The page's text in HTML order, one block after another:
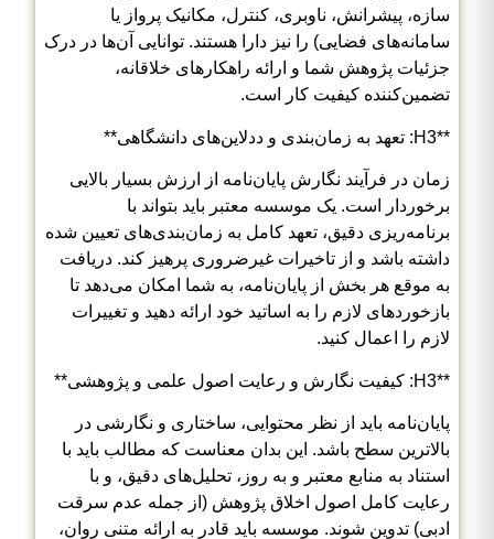
سازه، پیشرانش، ناوبری، کنترل، مکانیک پرواز یا
سامانه‌های فضایی) را نیز دارا هستند. توانایی آن‌ها در درک
جزئیات پژوهش شما و ارائه راهکارهای خلاقانه،
تضمین‌کننده کیفیت کار است.
**H3: تعهد به زمان‌بندی و ددلاین‌های دانشگاهی**
زمان در فرآیند نگارش پایان‌نامه از ارزش بسیار بالایی
برخوردار است. یک موسسه معتبر باید بتواند با
برنامه‌ریزی دقیق، تعهد کامل به زمان‌بندی‌های تعیین شده
داشته باشد و از تاخیرات غیرضروری پرهیز کند. دریافت
به موقع هر بخش از پایان‌نامه، به شما امکان می‌دهد تا
بازخوردهای لازم را به اساتید خود ارائه دهید و تغییرات
لازم را اعمال کنید.
**H3: کیفیت نگارش و رعایت اصول علمی و پژوهشی**
پایان‌نامه باید از نظر محتوایی، ساختاری و نگارشی در
بالاترین سطح باشد. این بدان معناست که مطالب باید با
استناد به منابع معتبر و به روز، تحلیل‌های دقیق، و با
رعایت کامل اصول اخلاق پژوهش (از جمله عدم سرقت
ادبی) تدوین شوند. موسسه باید قادر به ارائه متنی روان،